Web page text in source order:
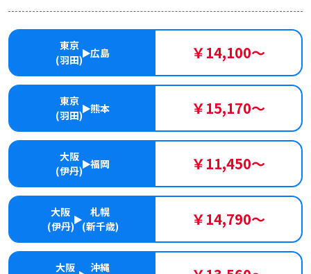
東京
(羽田)
広島 ￥14,100～
東京
(羽田)
熊本 ￥15,170～
大阪
(伊丹)
福岡 ￥11,450～
大阪
(伊丹)
札幌
(新千歳)
￥14,790～
大阪 沖縄